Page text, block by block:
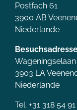
Postfach 61
3900 AB
Niederlande
3903 LA
Niederlande
Tel. +31 318 54